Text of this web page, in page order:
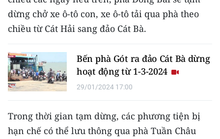
Media Thể thao
Media Y tế
Media Khoa học - Công nghệ
dừng chở xe ô-tô con, xe ô-tô tải qua phà theo
chiều từ Cát Hải sang đảo Cát Bà.
Bến phà Gót ra đảo Cát Bà dừng
hoạt động từ 1-3-2024
29/01/2024 17:00
Trong thời gian tạm dừng, các phương tiện bị
hạn chế có thể lưu thông qua phà Tuần Châu